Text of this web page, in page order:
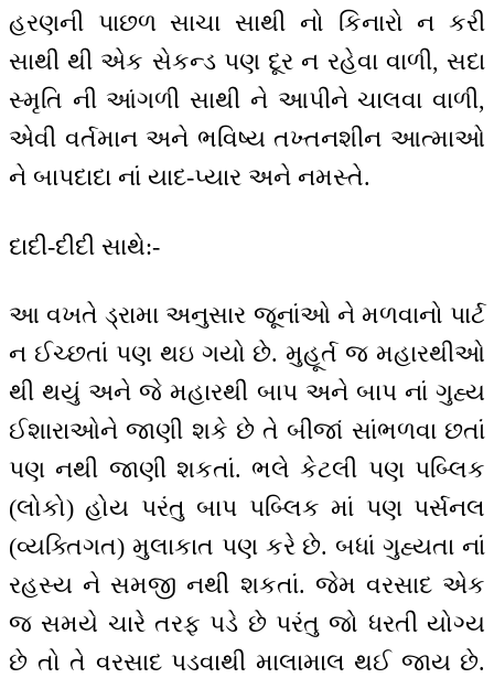
હરણની પાછળ સાચા સાથી નો કિનારો ન કરી
સાથી થી એક સેકન્ડ પણ દૂર ન રહેવા વાળી, સદા
સ્મૃતિ ની આંગળી સાથી ને આપીને ચાલવા વાળી,
એવી વર્તમાન અને ભવિષ્ય તખ્તનશીન આત્માઓ
ને બાપદાદા નાં યાદ-પ્યાર અને નમસ્તે.
દાદી-દીદી સાથે:-
આ વખતે ડ્રામા અનુસાર જૂનાંઓ ને મળવાનો પાર્ટ
ન ઈચ્છતાં પણ થઇ ગયો છે. મુહૂર્ત જ મહારથીઓ
થી થયું અને જે મહારથી બાપ અને બાપ નાં ગુહ્ય
ઈશારાઓને જાણી શકે છે તે બીજાં સાંભળવા છતાં
પણ નથી જાણી શકતાં. ભલે કેટલી પણ પબ્લિક
(લોકો) હોય પરંતુ બાપ પબ્લિક માં પણ પર્સનલ
(વ્યક્તિગત) મુલાકાત પણ કરે છે. બધાં ગુહ્યતા નાં
રહસ્ય ને સમજી નથી શકતાં. જેમ વરસાદ એક
જ સમયે ચારે તરફ પડે છે પરંતુ જો ધરતી યોગ્ય
છે તો તે વરસાદ પડવાથી માલામાલ થઈ જાય છે.